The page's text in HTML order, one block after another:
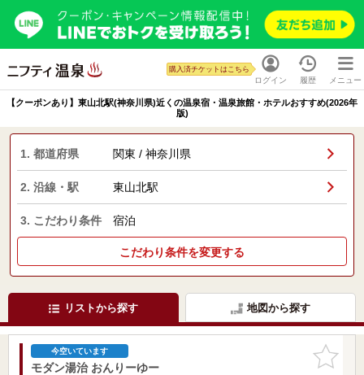
ログイン
購入済チケットはこちら
履歴 メニュー
【クーポンあり】東山北駅(神奈川県)近くの温泉宿・温泉旅館・ホテルおすすめ(2026年
版)
1. 都道府県 関東 / 神奈川県
2. 沿線・駅 東山北駅
3. こだわり条件 宿泊
こだわり条件を変更する
リストから探す 地図から探す
お気に入
りに追加
今空いています
モダン湯治 おんりーゆー